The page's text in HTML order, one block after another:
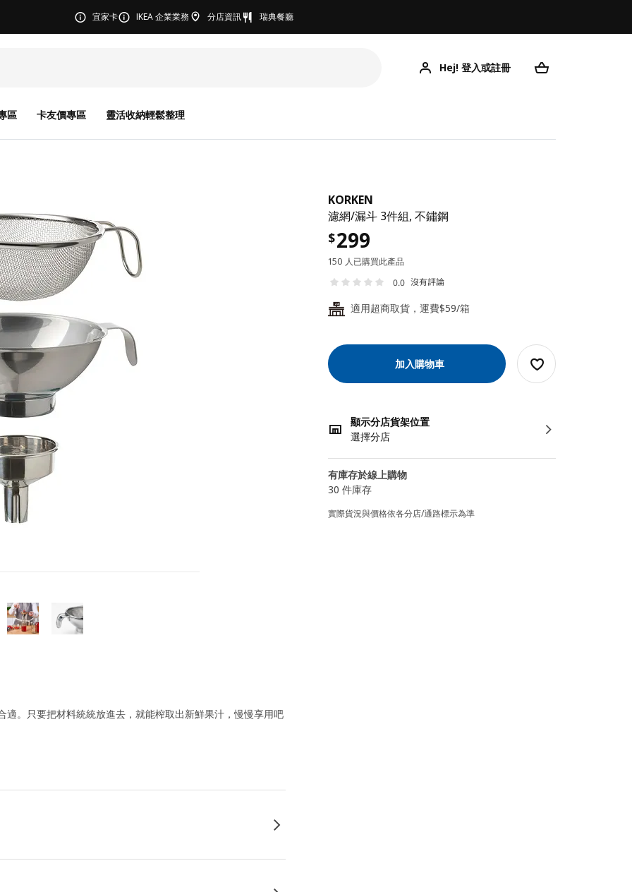
宜家卡 IKEA 企業業務 分店資訊 瑞典餐廳
Hej! 登入或註冊
區 卡友價專區 靈活收納輕鬆整理
KORKEN
濾網/漏斗 3件組, 不鏽鋼
$299
150 人已購買此產品
0.0 沒有評論
24 適用超商取貨，運費$59/箱
加入購物車
顯示分店貨架位置
選擇分店
有庫存於線上購物
30 件庫存
實際貨況與價格依各分店/通路標示為準
。只要把材料統統放進去，就能榨取出新鮮果汁，慢慢享用吧